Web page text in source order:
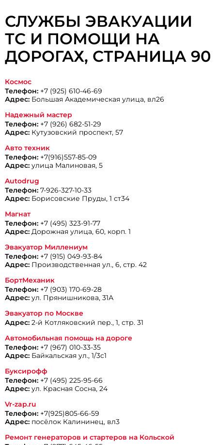
СЛУЖБЫ ЭВАКУАЦИИ
ТС И ПОМОЩИ НА
ДОРОГАХ, CТРАНИЦА 90
Космос
Телефон: +7 (925) 610-46-69
Адрес: Большая Академическая улица, вл26
Надежный мастер
Телефон: +7 (926) 682-51-29
Адрес: Кутузовский проспект, 57
Авто техник
Телефон: +7(916)557-85-09
Адрес: улица Малиновая, 5
Autodrug
Телефон: 7-926-327-10-33
Адрес: Борисовские Пруды, 1 ст34
Магнат
Телефон: +7 (495) 323-91-77
Адрес: Дорожная улица, 60, корп. 1
Эвакуатор Миллениум
Телефон: +7 (915) 049-93-84
Адрес: Производственная ул., 6, стр. 42
БортМеханик
Телефон: +7 (903) 170-69-28
Адрес: ул. Прянишникова, 31А
Эвакуатор по Москве
Адрес: 2-й Котляковский пер., 1, стр. 31
Автомобильная помощь на дороге
Телефон: +7 (967) 010-33-35
Адрес: Байкальская ул., 1/3с1
Буксирофф
Телефон: +7 (495) 225-95-66
Адрес: ул. Красная Сосна, 24
Vr-zap.ru
Телефон: +7(925)805-66-59
Адрес: посёлок Калининец, вл3
Ремонт генераторов и стартеров на Кольской